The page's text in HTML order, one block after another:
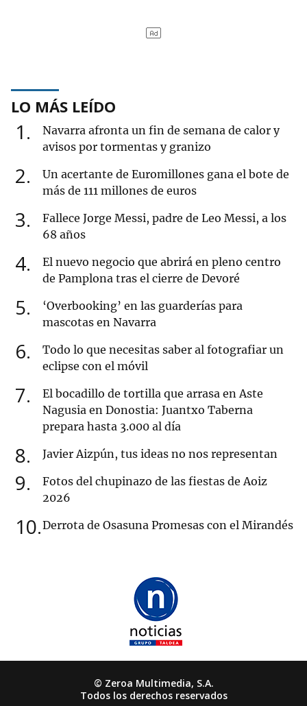
LO MÁS LEÍDO
1
Navarra afronta un fin de semana de calor y
avisos por tormentas y granizo
2
Un acertante de Euromillones gana el bote de
más de 111 millones de euros
3
Fallece Jorge Messi, padre de Leo Messi, a los
68 años
4
El nuevo negocio que abrirá en pleno centro
de Pamplona tras el cierre de Devoré
5
‘Overbooking’ en las guarderías para
mascotas en Navarra
6
Todo lo que necesitas saber al fotografiar un
eclipse con el móvil
7
El bocadillo de tortilla que arrasa en Aste
Nagusia en Donostia: Juantxo Taberna
prepara hasta 3.000 al día
8 Javier Aizpún, tus ideas no nos representan
9
Fotos del chupinazo de las fiestas de Aoiz
2026
10 Derrota de Osasuna Promesas con el Mirandés
© Zeroa Multimedia, S.A.
Todos los derechos reservados